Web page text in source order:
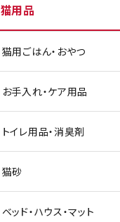
猫用品
猫用ごはん・おやつ
お手入れ・ケア用品
トイレ用品・消臭剤
猫砂
ベッド・ハウス・マット